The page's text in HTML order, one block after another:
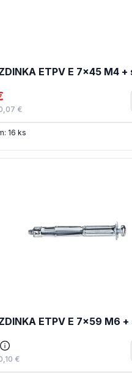
ETPV E 7x45 M4 +
€
16 ks
ETPV E 7x59 M6
€